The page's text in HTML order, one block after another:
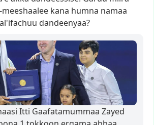
meeshaalee kana humna namaa
dandeenyaa?
Itti Gaafatamummaa Zayed